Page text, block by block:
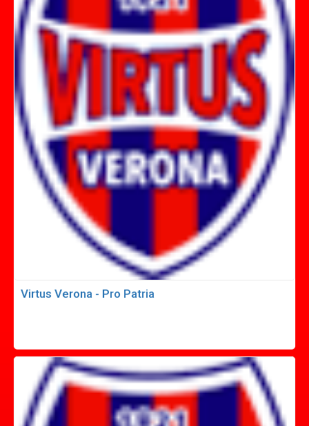
Virtus Verona - Pro Patria